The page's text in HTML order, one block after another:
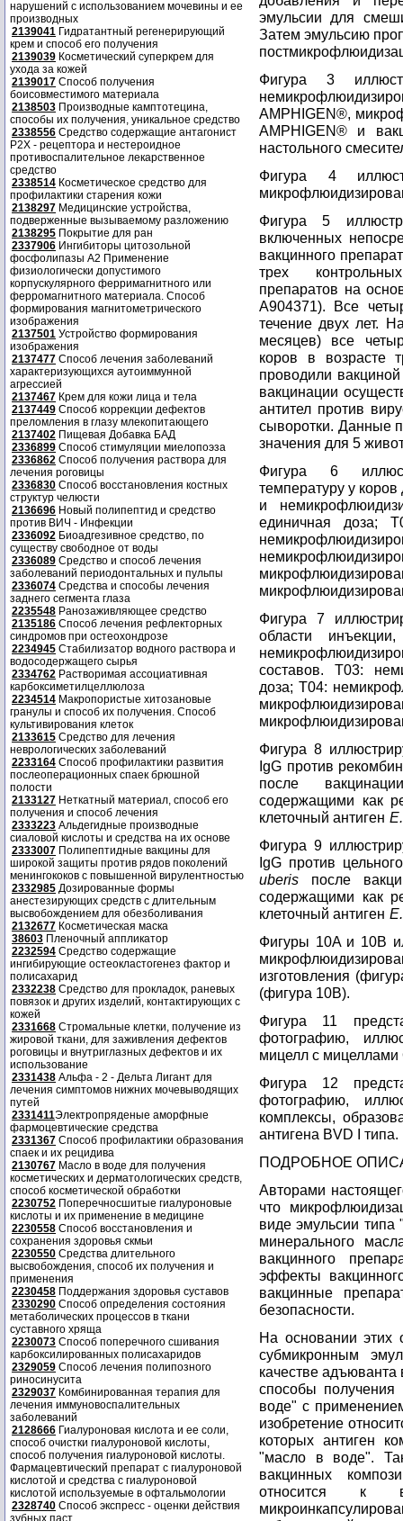
нарушений с использованием мочевины и ее
производных
2139041 Гидратантный регенерирующий
крем и способ его получения
2139039 Косметический суперкрем для
ухода за кожей
2139017 Способ получения
боисовместимого материала
2138503 Производные камптотецина,
способы их получения, уникальное средство
2338556 Средство содержащие антагонист
Р2Х - рецептора и нестероидное
противоспалительное лекарственное
средство
2338514 Косметическое средство для
профилактики старения кожи
2138297 Медицинские устройства,
подверженные вызываемому разложению
2138295 Покрытие для ран
2337906 Ингибиторы цитозольной
фосфолипазы А2 Применение
физиологически допустимого
корпускулярного ферримагнитного или
ферромагнитного материала. Способ
формирования магнитометрического
изображения
2137501 Устройство формирования
изображения
2137477 Способ лечения заболеваний
характеризующихся аутоиммунной
агрессией
2137467 Крем для кожи лица и тела
2137449 Способ коррекции дефектов
преломления в глазу млекопитающего
2137402 Пищевая Добавка БАД
2336899 Способ стимуляции миелопоэза
2336862 Способ получения раствора для
лечения роговицы
2336830 Способ восстановления костных
структур челюсти
2136696 Новый полипептид и средство
против ВИЧ - Инфекции
2336092 Биоадгезивное средство, по
существу свободное от воды
2336089 Средство и способ лечения
заболеваний периодонтальных и пульпы
2336074 Средства и способы лечения
заднего сегмента глаза
2235548 Ранозаживляющее средство
2135186 Способ лечения рефлекторных
синдромов при остеохондрозе
2234945 Стабилизатор водного раствора и
водосодержащего сырья
2334762 Растворимая ассоциативная
карбоксиметилцеллюлоза
2234514 Макропористые хитозановые
гранулы и способ их получения. Способ
культивирования клеток
2133615 Средство для лечения
неврологических заболеваний
2233164 Способ профилактики развития
послеоперационных спаек брюшной
полости
2133127 Неткатный материал, способ его
получения и способ лечения
2333223 Альдегидные производные
сиаловой кислоты и средства на их основе
2333007 Полипептидные вакцины для
широкой защиты против рядов поколений
менингококов с повышенной вирулентностью
2332985 Дозированные формы
анестезирующих средств с длительным
высвобождением для обезболивания
2132677 Косметическая маска
38603 Пленочный аппликатор
2232594 Средство содержащие
ингибирующие остеокластогенез фактор и
полисахарид
2332238 Средство для прокладок, раневых
повязок и других изделий, контактирующих с
кожей
2331668 Стромальные клетки, получение из
жировой ткани, для заживления дефектов
роговицы и внутриглазных дефектов и их
использование
2331438 Альфа - 2 - Дельта Лигант для
лечения симптомов нижних мочевыводящих
путей
2331411Электропряденые аморфные
фармоцевтические средства
2331367 Способ профилактики образования
спаек и их рецидива
2130767 Масло в воде для получения
косметических и дерматологических средств,
способ косметической обработки
2230752 Поперечносшитые гиалуроновые
кислоты и их применение в медицине
2230558 Способ восстановления и
сохранения здоровья скмьи
2230550 Средства длительного
высвобождения, способ их получения и
применения
2230458 Поддержания здоровья суставов
2330290 Способ определения состояния
метаболических процессов в ткани
суставного хряща
2230073 Способ поперечного сшивания
карбоксилированных полисахаридов
2329059 Способ лечения полипозного
риносинусита
2329037 Комбинированная терапия для
лечения иммуновоспалительных
заболеваний
2128666 Гиалуроновая кислота и ее соли,
способ очистки гиалуроновой кислоты,
способ получения гиалуроновой кислоты.
Фармацевтический препарат с гиалуроновой
кислотой и средства с гиалуроновой
кислотой используемые в офтальмологии
2328740 Способ экспресс - оценки действия
зубных паст
эмульсии для
Затем эмульсию
Фигура 3
AMPHIGEN®,
AMPHIGEN® и
настольного
Фигура 4
Фигура 5
включенных
вакцинного
трех
препаратов на
A904371). Все
течение двух лет.
месяцев) все
коров в возрасте
проводили
вакцинации
антител против
сыворотки. Данные
значения для 5
Фигура 6
температуру у
и
единичная доза;
Фигура 7
области
составов. T03:
доза; T04:
Фигура 8
IgG против
после
содержащими как
клеточный антиген
Фигура 9
IgG против
uberis после
содержащими как
клеточный антиген
Фигуры 10A и 10B
изготовления
(фигура 10B).
Фигура 11
фотографию,
мицелл с мицеллами
Фигура 12
фотографию,
комплексы,
антигена BVD I типа.
ПОДРОБНОЕ
Авторами
что
виде эмульсии
минерального
вакцинного
эффекты
вакцинные
безопасности.
На основании этих
субмикронным
качестве
способы
воде" с
изобретение
которых антиген
"масло в воде".
вакцинных
относится к